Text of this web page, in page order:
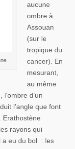
aucune
ombre à
Assouan
(sur le
tropique du
cancer). En
mesurant,
au même
d’un
l’angle que font
Erathostène
rayons qui
a eu du bol : les